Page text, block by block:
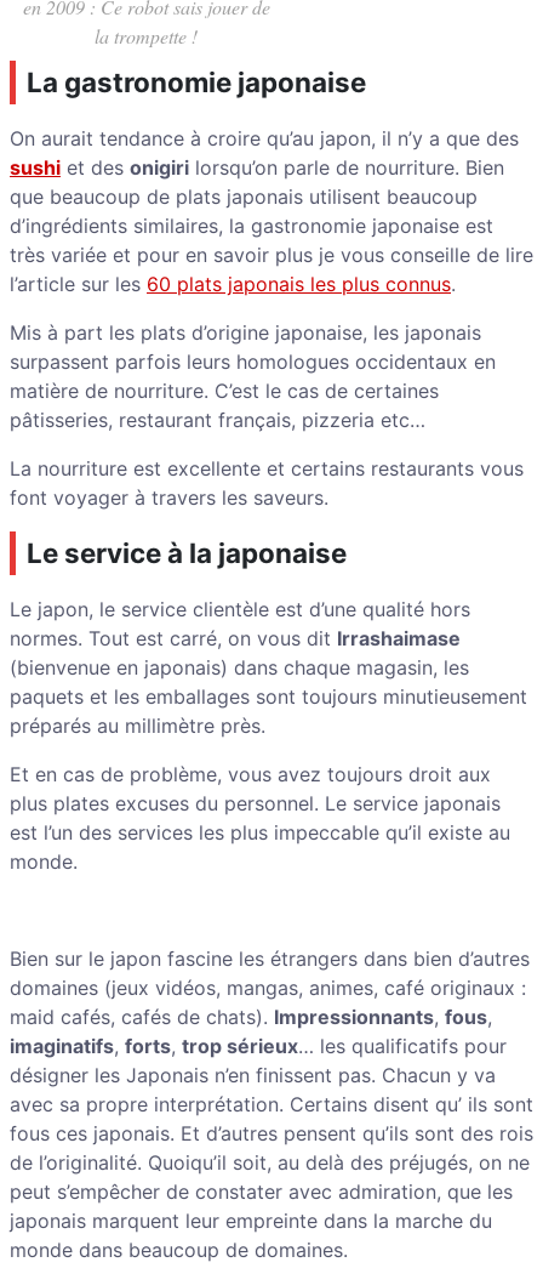
en 2009 : Ce robot sais jouer de
la trompette !
La gastronomie japonaise
On aurait tendance à croire qu’au japon, il n’y a que des
sushi et des onigiri lorsqu’on parle de nourriture. Bien
que beaucoup de plats japonais utilisent beaucoup
d’ingrédients similaires, la gastronomie japonaise est
très variée et pour en savoir plus je vous conseille de lire
l’article sur les 60 plats japonais les plus connus.
Mis à part les plats d’origine japonaise, les japonais
surpassent parfois leurs homologues occidentaux en
matière de nourriture. C’est le cas de certaines
pâtisseries, restaurant français, pizzeria etc…
La nourriture est excellente et certains restaurants vous
font voyager à travers les saveurs.
Le service à la japonaise
Le japon, le service clientèle est d’une qualité hors
normes. Tout est carré, on vous dit Irrashaimase
(bienvenue en japonais) dans chaque magasin, les
paquets et les emballages sont toujours minutieusement
préparés au millimètre près.
Et en cas de problème, vous avez toujours droit aux
plus plates excuses du personnel. Le service japonais
est l’un des services les plus impeccable qu’il existe au
monde.
Bien sur le japon fascine les étrangers dans bien d’autres
domaines (jeux vidéos, mangas, animes, café originaux :
maid cafés, cafés de chats). Impressionnants, fous,
imaginatifs, forts, trop sérieux… les qualificatifs pour
désigner les Japonais n’en finissent pas. Chacun y va
avec sa propre interprétation. Certains disent qu’ ils sont
fous ces japonais. Et d’autres pensent qu’ils sont des rois
de l’originalité. Quoiqu’il soit, au delà des préjugés, on ne
peut s’empêcher de constater avec admiration, que les
japonais marquent leur empreinte dans la marche du
monde dans beaucoup de domaines.